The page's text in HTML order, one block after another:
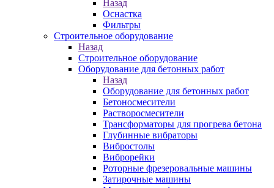
Назад
Оснастка
Фильтры
Строительное оборудование
Назад
Строительное оборудование
Оборудование для бетонных работ
Назад
Оборудование для бетонных работ
Бетоносмесители
Растворосмесители
Трансформаторы для прогрева бетона
Глубинные вибраторы
Вибростолы
Виброрейки
Роторные фрезеровальные машины
Затирочные машины